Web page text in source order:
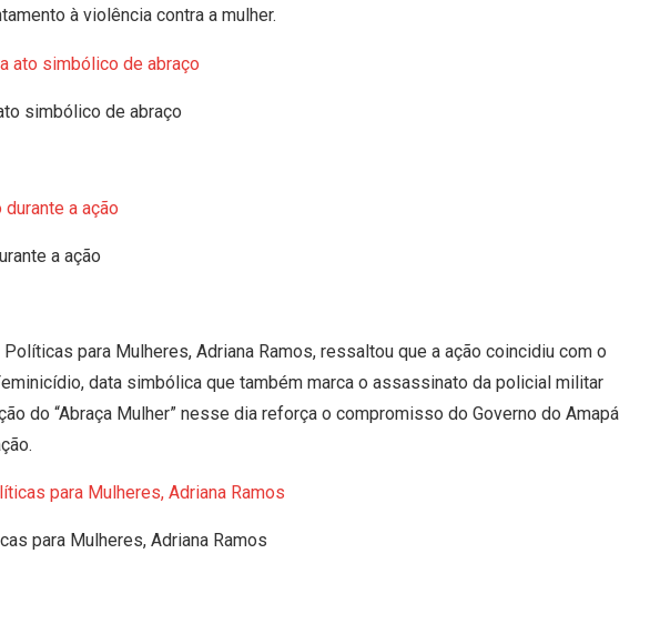
à violência contra a mulher.
simbólico de abraço
a ação
para Mulheres, Adriana Ramos, ressaltou que a ação coincidiu com o
data simbólica que também marca o assassinato da policial militar
do “Abraça Mulher” nesse dia reforça o compromisso do Governo do Amapá
para Mulheres, Adriana Ramos